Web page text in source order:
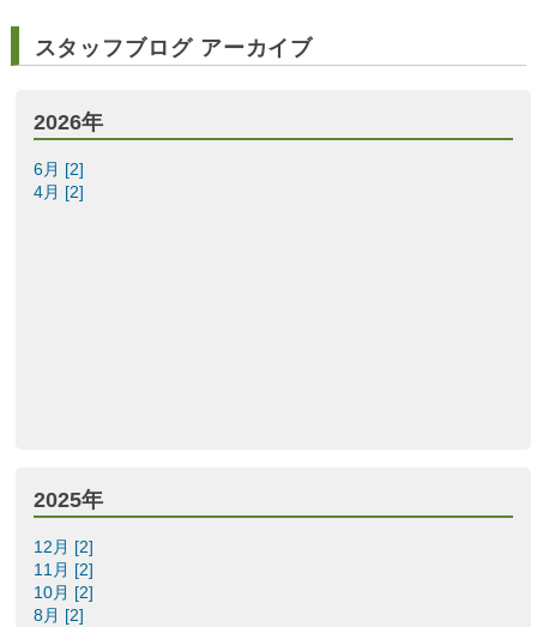
スタッフブログ アーカイブ
2026年
6月 [2]
4月 [2]
2025年
12月 [2]
11月 [2]
10月 [2]
8月 [2]